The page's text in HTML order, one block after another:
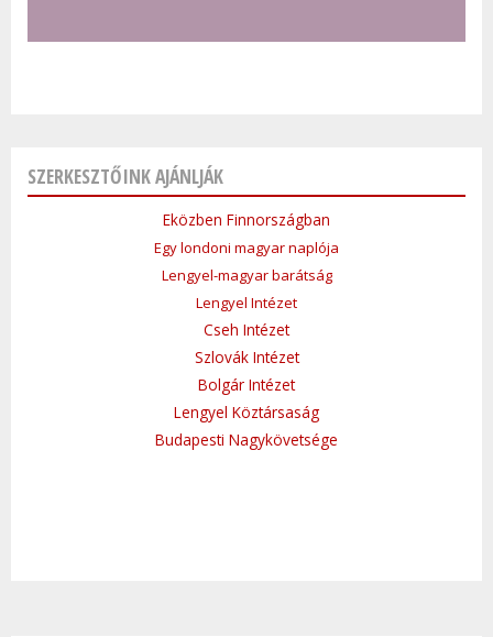
SZERKESZTŐINK AJÁNLJÁK
Eközben Finnországban
Egy londoni magyar naplója
Lengyel-magyar barátság
Lengyel Intézet
Cseh Intézet
Szlovák Intézet
Bolgár Intézet
Lengyel Köztársaság
Budapesti Nagykövetsége